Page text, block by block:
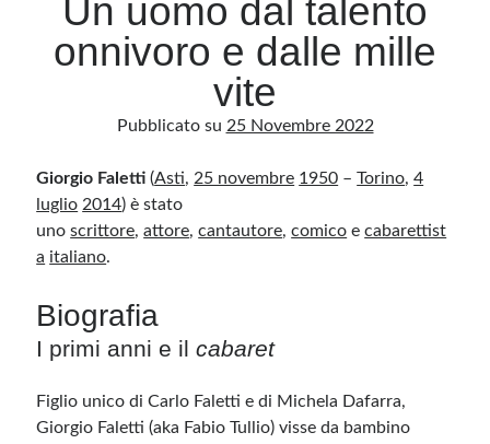
Categorie
Categorie
Questo blog non rappresenta una testata giornalistica, in quanto viene aggiornato
senza alcuna periodicità. Non può pertanto considerarsi un prodotto editoriale ai
sensi della legge n· 62 del 7.03.2001. L’autore non è responsabile di quanto
pubblicato dai lettori nei commenti ai vari post. Saranno comunque cancellati quelli
privacy. Alcune immagini inserite in questo blog sono tratte da Internet e, pertanto,
considerate di pubblico dominio. Qualora la loro pubblicazione violasse eventuali
diritti d’autore, vi invito a comunicarlo via e-mail a info[at]dinovalle.it e saranno
Un uomo dal talento
onnivoro e dalle mille
vite
Pubblicato su 25 Novembre 2022
Giorgio Faletti (Asti, 25 novembre 1950 –Torino,4
luglio 2014) è stato
unoscrittore,attore,cantautore,comico ecabarettist
a italiano.
Biografia
I primi anni e ilcabaret
Figlio unico di Carlo Faletti e di Michela Dafarra,
Giorgio Faletti (aka Fabio Tullio) visse da bambino